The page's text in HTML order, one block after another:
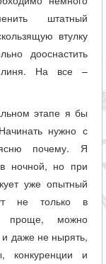
штатный
втулку
дооснастить
линя. На все –
этапе я бы
нужно с
почему. Я
ночной, но при
уже опытный
не только в
проще, можно
и даже не нырять,
и